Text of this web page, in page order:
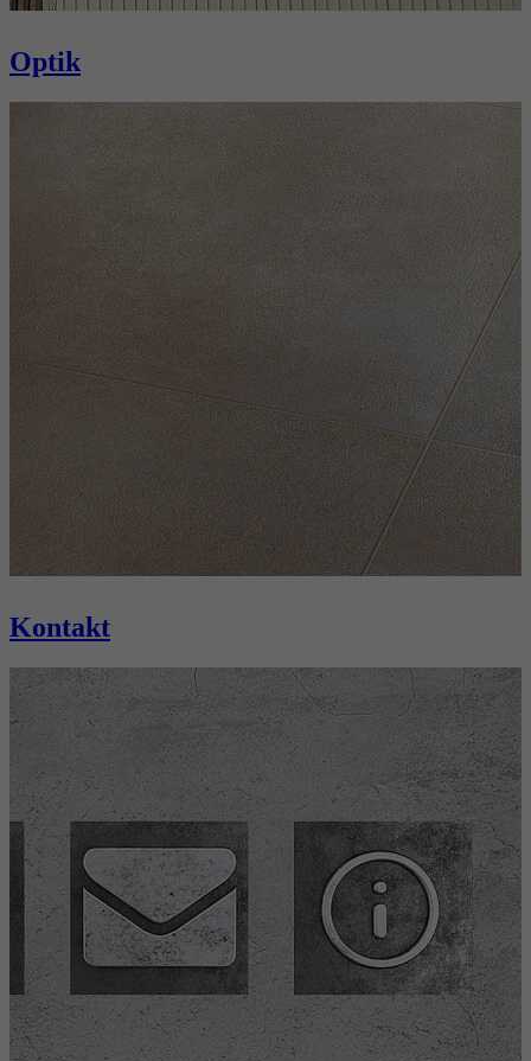
Optik
Kontakt